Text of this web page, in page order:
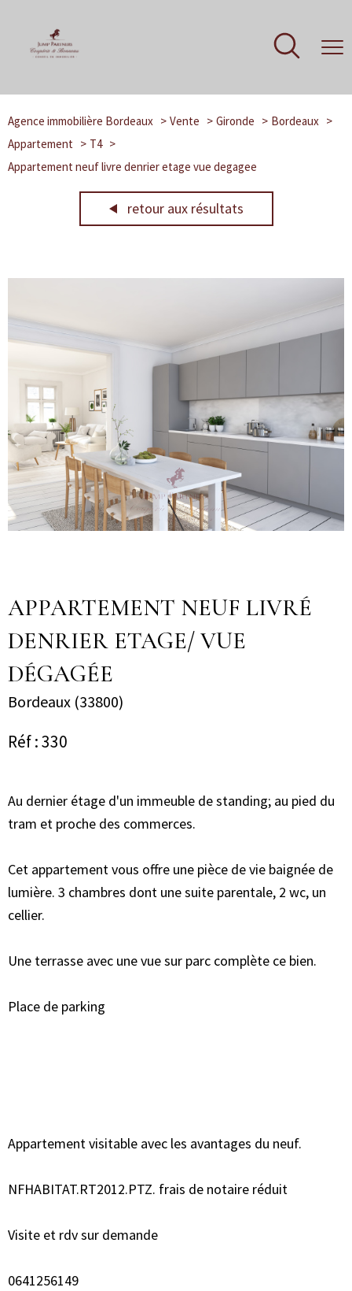
Agence immobilière Bordeaux Vente Gironde
Bordeaux
Appartement
T4
Appartement neuf livre denrier etage vue degagee
retour aux résultats
APPARTEMENT NEUF LIVRÉ
DENRIER ETAGE/ VUE
DÉGAGÉE
Bordeaux (33800)
Réf : 330
Au dernier étage d'un immeuble de standing; au pied du
tram et proche des commerces.
Cet appartement vous offre une pièce de vie baignée de
lumière. 3 chambres dont une suite parentale, 2 wc, un
cellier.
Une terrasse avec une vue sur parc complète ce bien.
Place de parking
Appartement visitable avec les avantages du neuf.
NFHABITAT.RT2012.PTZ. frais de notaire réduit
Visite et rdv sur demande
0641256149